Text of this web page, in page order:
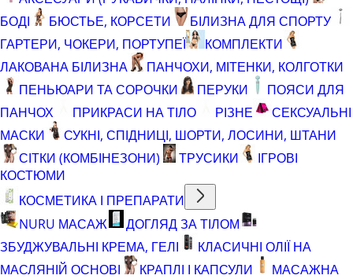
БОДІ
БЮСТЬЕ, КОРСЕТИ
БІЛИЗНА ДЛЯ СПОРТУ
ГАРТЕРИ, ЧОКЕРИ, ПОРТУПЕЇ
КОМПЛЕКТИ
ЛАКОВАНА БІЛИЗНА
ПАНЧОХИ, МІТЕНКИ, КОЛГОТКИ
ПЕНЬЮАРИ ТА СОРОЧКИ
ПЕРУКИ
ПОЯСИ ДЛЯ
ПАНЧОХ
ПРИКРАСИ НА ТІЛО РІЗНЕ
СЕКСУАЛЬНІ
МАСКИ
СУКНІ, СПІДНИЦІ, ШОРТИ, ЛОСИНИ, ШТАНИ
СІТКИ (КОМБІНЕЗОНИ)
ТРУСИКИ
ІГРОВІ
КОСТЮМИ
КОСМЕТИКА І ПРЕПАРАТИ
NURU МАСАЖ
ДОГЛЯД ЗА ТІЛОМ
ЗБУДЖУВАЛЬНІ КРЕМА, ГЕЛІ
КЛАСИЧНІ ОЛІЇ НА
МАСЛЯНІЙ ОСНОВІ
КРАПЛІ І КАПСУЛИ
МАСАЖНА